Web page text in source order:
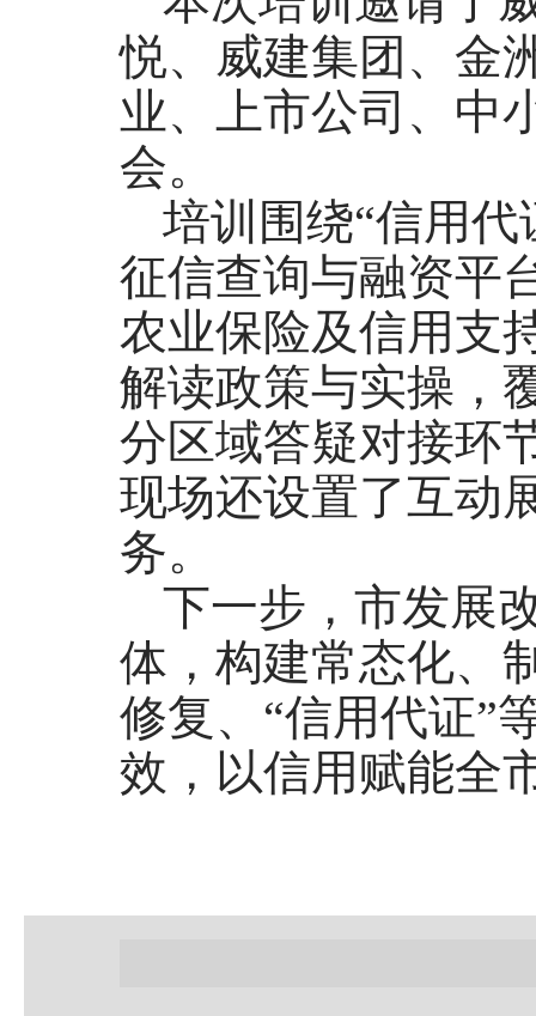
悦、威建集团、金
业、上市公司、中
会。
培训围绕“信用
征信查询与融资平
农业保险及信用支
解读政策与实操，
分区域答疑对接环
现场还设置了互动
务。
下一步，市发展
体，构建常态化、
修复、“信用代证”
效，以信用赋能全